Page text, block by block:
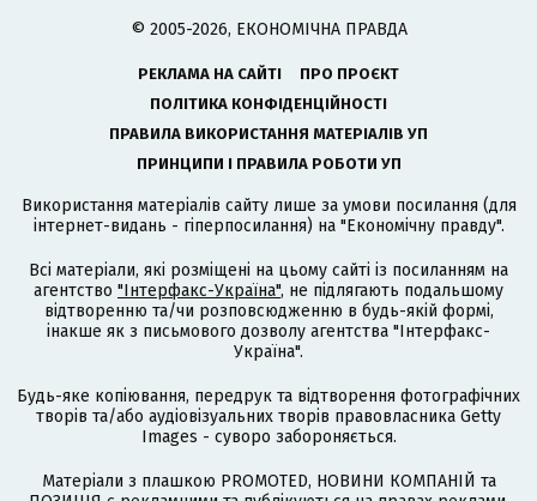
© 2005-2026, ЕКОНОМІЧНА ПРАВДА
РЕКЛАМА НА САЙТІ
ПРО ПРОЄКТ
ПОЛІТИКА КОНФІДЕНЦІЙНОСТІ
ПРАВИЛА ВИКОРИСТАННЯ МАТЕРІАЛІВ УП
ПРИНЦИПИ І ПРАВИЛА РОБОТИ УП
Використання матеріалів сайту лише за умови посилання (для
інтернет-видань - гіперпосилання) на "Економічну правду".
Всі матеріали, які розміщені на цьому сайті із посиланням на
агентство "Інтерфакс-Україна", не підлягають подальшому
відтворенню та/чи розповсюдженню в будь-якій формі,
інакше як з письмового дозволу агентства "Інтерфакс-
Україна".
Будь-яке копіювання, передрук та відтворення фотографічних
творів та/або аудіовізуальних творів правовласника Getty
Images - суворо забороняється.
Матеріали з плашкою PROMOTED, НОВИНИ КОМПАНІЙ та